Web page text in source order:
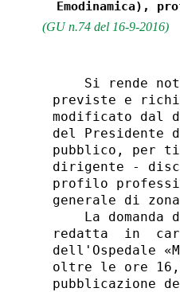
(GU n.74 del 16-9-2016)
Si rende
previste e
modificato dal
del Presidente
pubblico, per
dirigente -
profilo
generale di
La domanda
redatta  in
dell'Ospedale
oltre le ore
pubblicazione